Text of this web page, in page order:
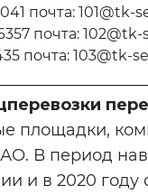
почта: 101@tk-
почта: 102@tk-
почта: 103@tk-
площадки,
В период
и в 2020